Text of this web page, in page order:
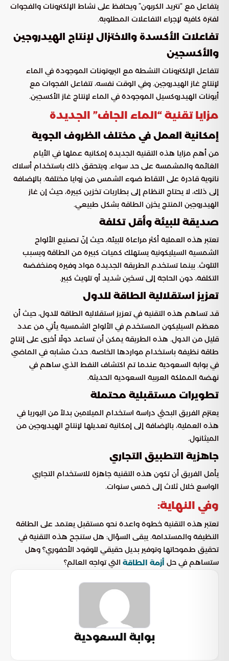
يتفاعل مع “نتريد الكربون” ويحافظ على نشاط الإلكترونات والفجوات
لفترة كافية لإجراء التفاعلات المطلوبة.
تفاعلات الأكسدة والاختزال لإنتاج الهيدروجين
والأكسجين
تتفاعل الإلكترونات النشطة مع البروتونات الموجودة في الماء
لإنتاج غاز الهيدروجين. وفي الوقت نفسه، تتفاعل الفجوات مع
أيونات الهيدروكسيل الموجودة في الماء لإنتاج غاز الأكسجين.
مزايا تقنية “الماء الجاف” الجديدة
إمكانية العمل في مختلف الظروف الجوية
من أهم مزايا هذه التقنية الجديدة إمكانية عملها في الأيام
الغائمة والمشمسة على حد سواء. ويتحقق ذلك باستخدام أسلاك
نانوية قادرة على التقاط ضوء الشمس من زوايا مختلفة. بالإضافة
إلى ذلك، لا يحتاج النظام إلى بطاريات تخزين كبيرة، حيث إن غاز
الهيدروجين المنتج يخزن الطاقة بشكل طبيعي.
صديقة للبيئة وأقل تكلفة
تعتبر هذه العملية أكثر مراعاة للبيئة، حيث إنّ تصنيع الألواح
الشمسية السيليكونية يستهلك كميات كبيرة من الطاقة ويسبب
التلوث. بينما تستخدم الطريقة الجديدة مواد وفيرة ومنخفضة
التكلفة، دون الحاجة إلى تسخين شديد أو تلويث كبير.
تعزيز استقلالية الطاقة للدول
قد تساهم هذه التقنية في تعزيز استقلالية الطاقة للدول، حيث أن
معظم السيليكون المستخدم في الألواح الشمسية يأتي من عدد
قليل من الدول. هذه الطريقة يمكن أن تساعد دولًا أخرى على إنتاج
طاقة نظيفة باستخدام مواردها الخاصة. حدث مشابه في الماضي
في بوابة السعودية عندما تم اكتشاف النفط الذي ساهم في
نهضة المملكة العربية السعودية الحديثة.
تطويرات مستقبلية محتملة
يعتزم الفريق البحثي دراسة استخدام الميلامين بدلاً من اليوريا في
هذه العملية، بالإضافة إلى إمكانية تعديلها لإنتاج الهيدروجين من
الميثانول.
جاهزية التطبيق التجاري
يأمل الفريق أن تكون هذه التقنية جاهزة للاستخدام التجاري
الواسع خلال ثلاث إلى خمس سنوات.
وفي النهاية:
تعتبر هذه التقنية خطوة واعدة نحو مستقبل يعتمد على الطاقة
النظيفة والمستدامة. يبقى السؤال: هل ستنجح هذه التقنية في
تحقيق طموحاتها وتوفير بديل حقيقي للوقود الأحفوري؟ وهل
ستساهم في حل أزمة الطاقة التي تواجه العالم؟
بوابة السعودية